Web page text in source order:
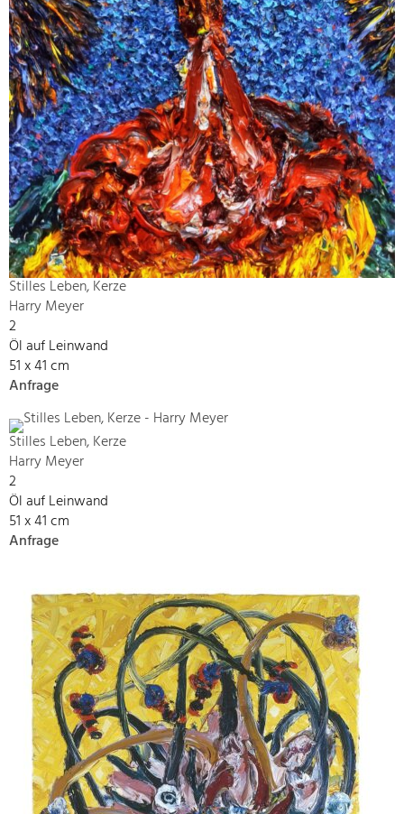
Stilles Leben, Kerze
Harry Meyer
2
Öl auf Leinwand
51 x 41 cm
Anfrage
Stilles Leben, Kerze
Harry Meyer
2
Öl auf Leinwand
51 x 41 cm
Anfrage